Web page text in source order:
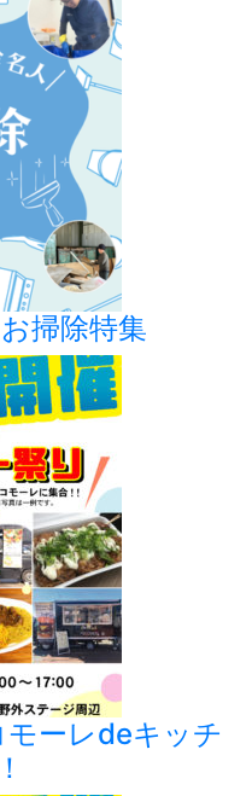
掃除特集
ーレdeキッチ